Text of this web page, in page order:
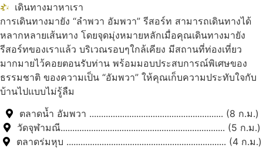
เดินทางมาหาเรา
การเดินทางมายัง “ลำพวา อัมพวา” รีสอร์ท สามารถเดินทางได้
หลากหลายเส้นทาง โดยจุดมุ่งหมายหลักเมื่อคุณเดินทางมายัง
รีสอร์ทของเราแล้ว บริเวณรอบๆใกล้เคียง มีสถานที่ท่องเที่ยว
มากมายไว้คอยตอนรับท่าน พร้อมมอบประสบการณ์พิเศษของ
ธรรมชาติ ของความเป็น “อัมพวา” ให้คุณเก็บความประทับใจกับ
บ้านไปแบบไม่รู้ลืม
ตลาดน้ำ อัมพวา ......................................................... (8 ก.ม.)
วัดจุฬามณี...................................................................... (5 ก.ม.)
ตลาดร่มหุบ .................................................................... (4 ก.ม.)